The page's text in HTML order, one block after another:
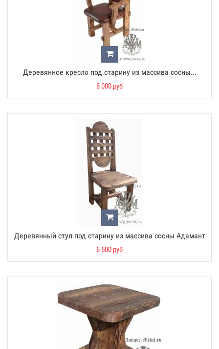
Деревянное кресло под старину из массива сосны...
8 000 руб
Деревянный стул под старину из массива сосны Адамант
6 500 руб